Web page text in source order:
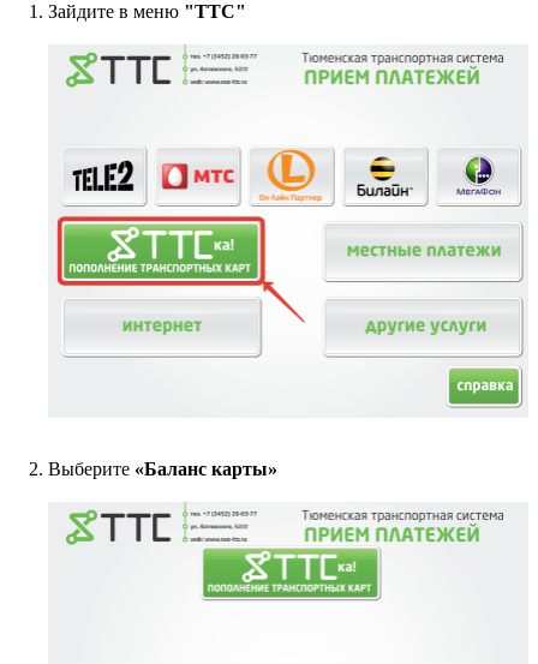
Зайдите в меню "ТТС"
Выберите «Баланс карты»